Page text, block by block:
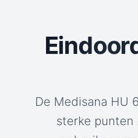
De Medisana HU
sterke punten